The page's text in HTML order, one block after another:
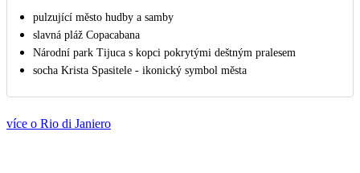
pulzující město hudby a samby
slavná pláž Copacabana
Národní park Tijuca s kopci pokrytými deštným pralesem
socha Krista Spasitele - ikonický symbol města
více o Rio di Janiero